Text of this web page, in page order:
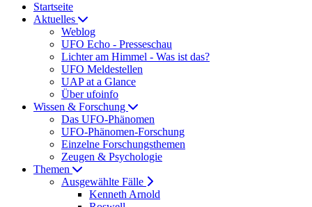
Startseite
Aktuelles
Weblog
UFO Echo - Presseschau
Lichter am Himmel - Was ist das?
UFO Meldestellen
UAP at a Glance
Über ufoinfo
Wissen & Forschung
Das UFO-Phänomen
UFO-Phänomen-Forschung
Einzelne Forschungsthemen
Zeugen & Psychologie
Themen
Ausgewählte Fälle
Kenneth Arnold